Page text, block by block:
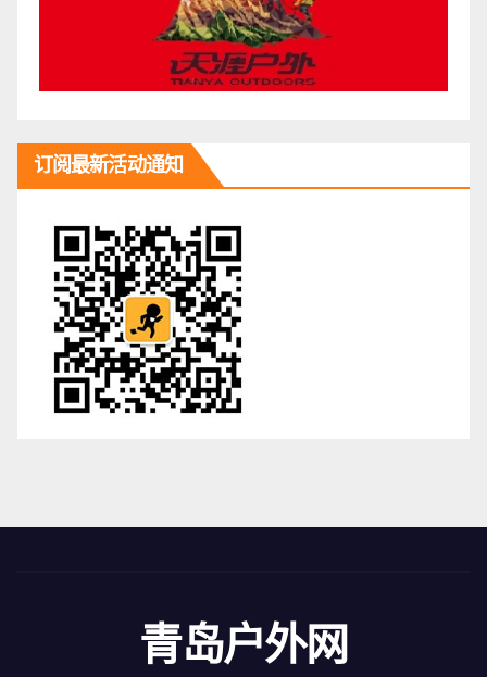
订阅最新活动通知
青岛户外网